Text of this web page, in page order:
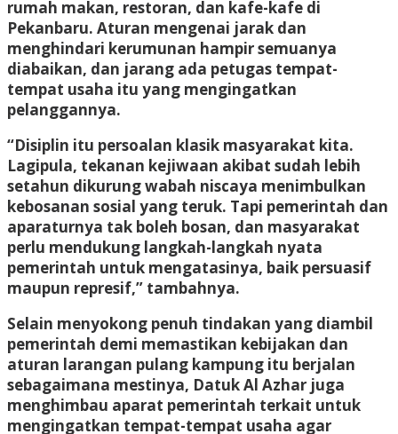
rumah makan, restoran, dan kafe-kafe di
Pekanbaru. Aturan mengenai jarak dan
menghindari kerumunan hampir semuanya
diabaikan, dan jarang ada petugas tempat-
tempat usaha itu yang mengingatkan
pelanggannya.
“Disiplin itu persoalan klasik masyarakat kita.
Lagipula, tekanan kejiwaan akibat sudah lebih
setahun dikurung wabah niscaya menimbulkan
kebosanan sosial yang teruk. Tapi pemerintah dan
aparaturnya tak boleh bosan, dan masyarakat
perlu mendukung langkah-langkah nyata
pemerintah untuk mengatasinya, baik persuasif
maupun represif,” tambahnya.
Selain menyokong penuh tindakan yang diambil
pemerintah demi memastikan kebijakan dan
aturan larangan pulang kampung itu berjalan
sebagaimana mestinya, Datuk Al Azhar juga
menghimbau aparat pemerintah terkait untuk
mengingatkan tempat-tempat usaha agar